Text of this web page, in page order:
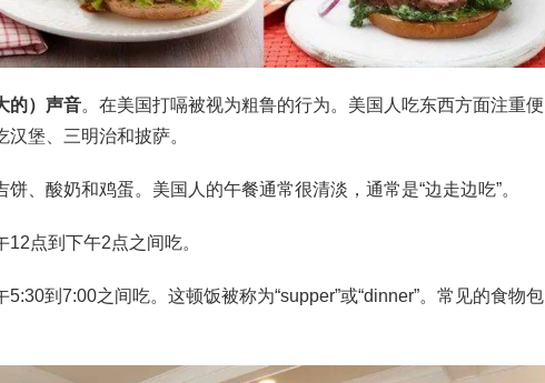
的）声音。在美国打嗝被视为粗鲁的行为。美国人吃东西方面注重便
堡、三明治和披萨。
、酸奶和鸡蛋。美国人的午餐通常很清淡，通常是“边走边吃”。
点到下午2点之间吃。
到7:00之间吃。这顿饭被称为“supper”或“dinner”。常见的食物包